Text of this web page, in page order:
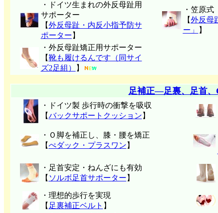
・ドイツ生まれの外反母趾用
サポーター
【外反母趾・内反小指予防サ
ポーター 】
・笠原式
【外反母
ー」
】
・外反母趾矯正用サポーター
【靴も履けるんです（同サイ
ズ2足組）
】
足補正―足裏、足首
・ドイツ製 歩行時の衝撃を吸収
【バックサポートクッション 】
・Ｏ脚を補正し、膝・腰を矯正
【ぺダック・プラスワン 】
・足首安定・ねんざにも有効
【 ソルボ足首サポーター 】
・理想的歩行を実現
【 足裏補正ベルト 】